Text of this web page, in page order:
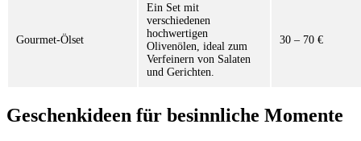
Gourmet-Ölset
Ein Set mit
verschiedenen
hochwertigen
Olivenölen, ideal zum
Verfeinern von Salaten
und Gerichten.
30 – 70 €
Geschenkideen für besinnliche Momente